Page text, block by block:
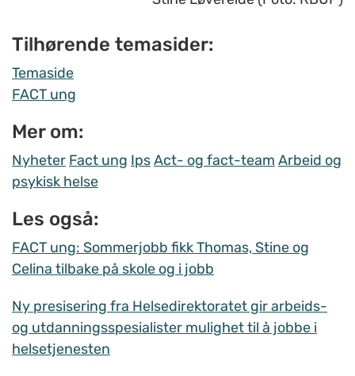
Tilhørende temasider:
Temaside
FACT ung
Mer om:
Nyheter Fact ung IpsAct- og fact-team Arbeid og
psykisk helse
Les også:
FACT ung: Sommerjobb fikk Thomas, Stine og
Celina tilbake på skole og i jobb
Ny presisering fra Helsedirektoratet gir arbeids-
og utdanningsspesialister mulighet til å jobbe i
helsetjenesten